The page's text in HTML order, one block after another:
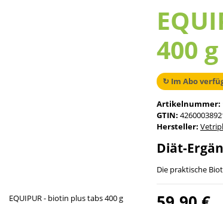
400 g
↻ Im Abo
Artikelnummer:
GTIN:
Hersteller:
Diät-
Die praktische